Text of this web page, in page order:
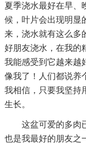
夏季浇水最好在早、
候，叶片会出现明显
来，浇水就有这么多
好朋友浇水，在我的
我能感受到它越来越
像我了！人们都说养
我相信，只要我坚持
生长。
这盆可爱的多肉
也是我最好的朋友